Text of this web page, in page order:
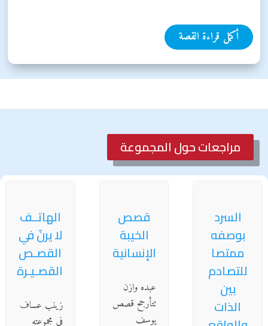
أكمل قراءة القصة
مراجعات حول المجموعة
السرد
بوصفه
ممتصا
للتصادم
بين
الذات
قصص
الخيبة
الإنسانية
عبده وازن
تتأرجح قصص
يوسف
الهاتــف
لا يرنّ في
القصـص
القصـيـرة
زينب عساف
في مجموعته